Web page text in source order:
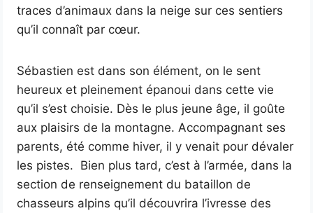
traces d’animaux dans la neige sur ces sentiers
qu’il connaît par cœur.
Sébastien est dans son élément, on le sent
heureux et pleinement épanoui dans cette vie
qu’il s’est choisie. Dès le plus jeune âge, il goûte
aux plaisirs de la montagne. Accompagnant ses
parents, été comme hiver, il y venait pour dévaler
les pistes. Bien plus tard, c’est à l’armée, dans la
section de renseignement du bataillon de
chasseurs alpins qu’il découvrira l’ivresse des